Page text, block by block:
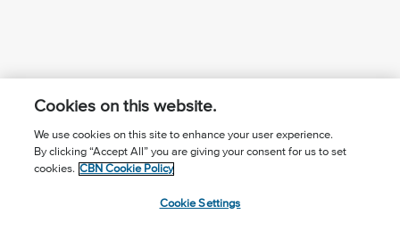
¿Conoces a Jesús?
Suscríbase al boletín
Seguir Mundo Cristiano
Cookies on this website.
We use cookies on this site to enhance your user experience.
By clicking “Accept All” you are giving your consent for us to set
cookies. CBN Cookie Policy
Cookie Settings